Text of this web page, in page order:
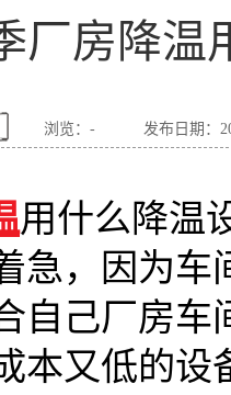
厂房降温
浏览： - 发布日期：
用什么降温
急，因为
自己厂房
本又低的